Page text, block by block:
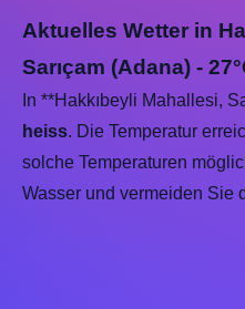
Aktuelles Wetter in
Sarıçam (Adana) -
In **Hakkıbeyli Mahallesi,
heiss. Die Temperatur
solche Temperaturen
Wasser und vermeiden Sie